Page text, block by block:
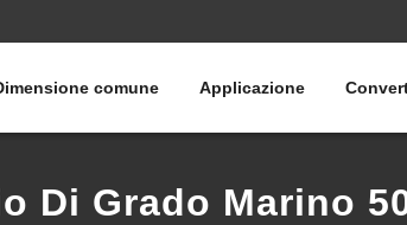
comune Applicazione
Di Grado Marino